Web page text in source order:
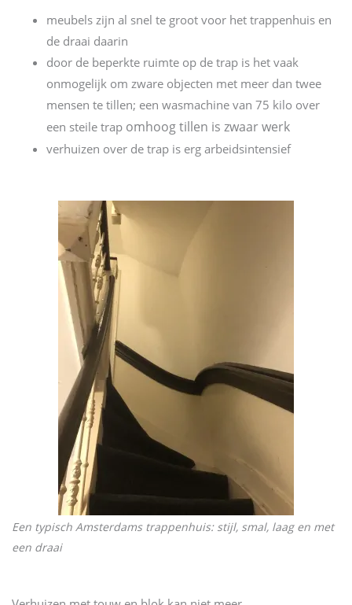
meubels zijn al snel te groot voor het trappenhuis en
de draai daarin
door de beperkte ruimte op de trap is het vaak
onmogelijk om zware objecten met meer dan twee
mensen te tillen; een wasmachine van 75 kilo over
een steile trap omhoog tillen is zwaar werk
verhuizen over de trap is erg arbeidsintensief
Een typisch Amsterdams trappenhuis: stijl, smal, laag en met
een draai